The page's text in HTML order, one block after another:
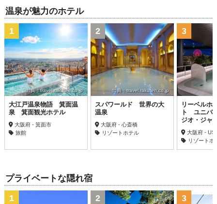
温泉が魅力のホテル
出典：travel.rakuten.co.jp
1
大江戸温泉物語 箕面温
泉 箕面観光ホテル
大阪府 - 箕面市
旅館
出典：travel.rakuten.co.jp
2
スパワールド 世界の大
温泉
大阪府 - 心斎橋
リゾートホテル
3
リーベル
ト ユニバ
ジオ・ジャ
大阪府 -
リゾートホ
プライベートな隠れ宿
1 2 3